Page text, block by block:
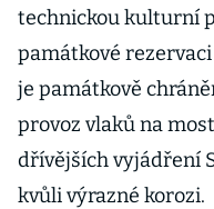
technickou kulturní
památkové
je památkově
provoz vlaků na
dřívějších vyjádření
kvůli výrazné korozi.